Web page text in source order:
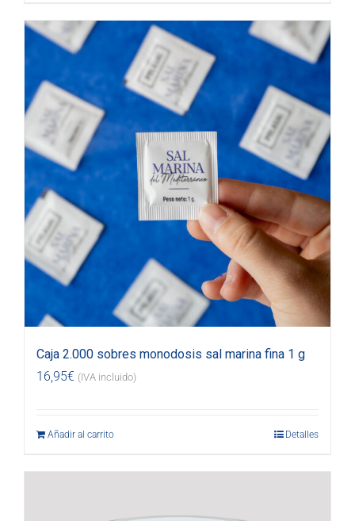
Caja 2.000 sobres monodosis sal marina fina 1 g
16,95€ (IVA incluido)
Añadir al carrito Detalles